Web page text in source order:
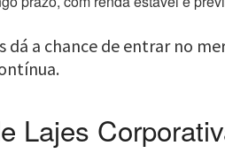
dá a chance de entrar no
Lajes